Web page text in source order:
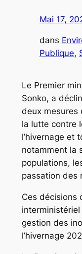
Mai 17,
dans
Publique,
Le Premier
Sonko, a
deux mesures
la lutte contre
l’hivernage et
notamment la
populations,
passation des
Ces décisions
gestion des
l’hivernage